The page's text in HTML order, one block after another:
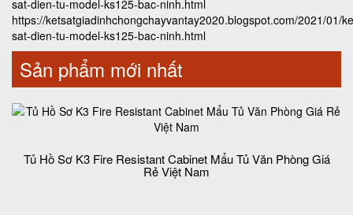
sat-dien-tu-model-ks125-bac-ninh.html
https://ketsatgiadinhchongchayvantay2020.blogspot.com/2021/01/
sat-dien-tu-model-ks125-bac-ninh.html
Sản phẩm mới nhất
Tủ Hồ Sơ K3 Fire Resistant Cabinet Mẩu Tủ Văn Phòng Giá
Rẻ Việt Nam